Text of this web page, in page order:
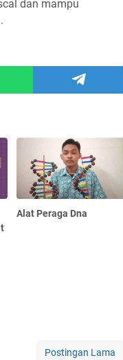
dan mampu
Alat Peraga Dna
Postingan Lama